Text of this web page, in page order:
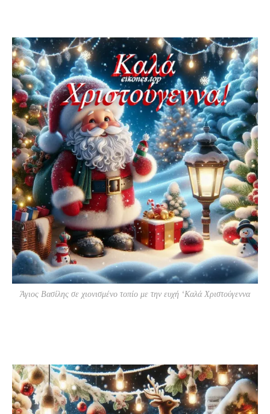
Άγιος Βασίλης σε χιονισμένο τοπίο με την ευχή ‘Καλά Χριστούγεννα